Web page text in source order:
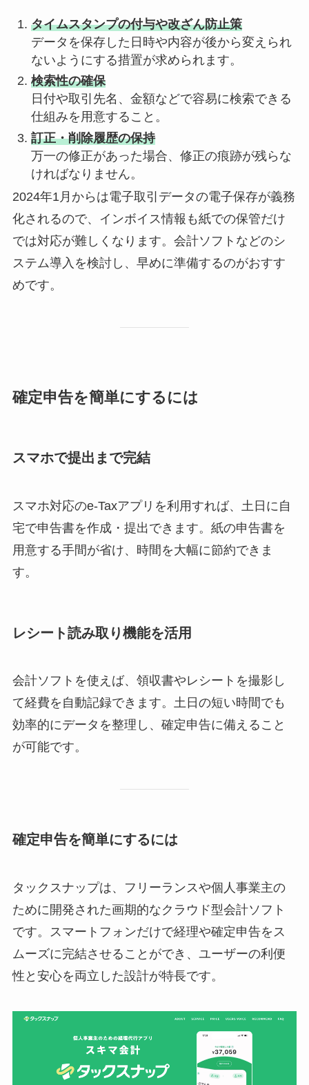
タイムスタンプの付与や改ざん防止策
データを保存した日時や内容が後から変えられ
ないようにする措置が求められます。
検索性の確保
日付や取引先名、金額などで容易に検索できる
仕組みを用意すること。
訂正・削除履歴の保持
万一の修正があった場合、修正の痕跡が残らな
ければなりません。
2024年1月からは電子取引データの電子保存が義務
化されるので、インボイス情報も紙での保管だけ
では対応が難しくなります。会計ソフトなどのシ
ステム導入を検討し、早めに準備するのがおすす
めです。
確定申告を簡単にするには
スマホで提出まで完結
スマホ対応のe-Taxアプリを利用すれば、土日に自
宅で申告書を作成・提出できます。紙の申告書を
用意する手間が省け、時間を大幅に節約できま
す。
レシート読み取り機能を活用
会計ソフトを使えば、領収書やレシートを撮影し
て経費を自動記録できます。土日の短い時間でも
効率的にデータを整理し、確定申告に備えること
が可能です。
確定申告を簡単にするには
タックスナップは、フリーランスや個人事業主の
ために開発された画期的なクラウド型会計ソフト
です。スマートフォンだけで経理や確定申告をス
ムーズに完結させることができ、ユーザーの利便
性と安心を両立した設計が特長です。